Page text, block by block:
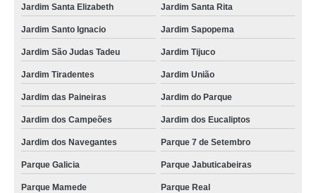
Jardim Santa Elizabeth Jardim Santa Rita
Jardim Santo Ignacio Jardim Sapopema
Jardim São Judas Tadeu Jardim Tijuco
Jardim Tiradentes Jardim União
Jardim das Paineiras Jardim do Parque
Jardim dos Campeões Jardim dos Eucaliptos
Jardim dos Navegantes Parque 7 de Setembro
Parque Galicia Parque Jabuticabeiras
Parque Mamede Parque Real